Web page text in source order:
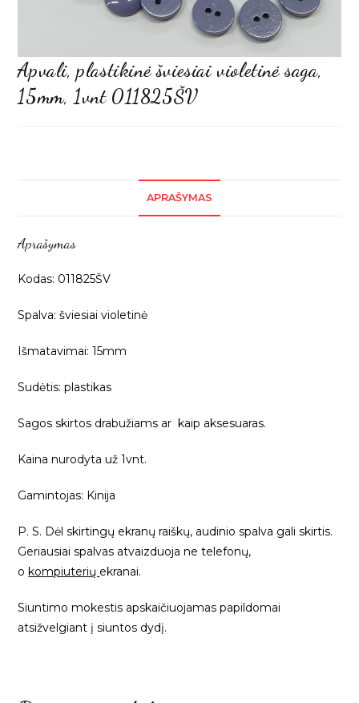
Apvali, plastikinė šviesiai violetinė saga,
15mm, 1vnt 011825ŠV
APRAŠYMAS
Aprašymas
Kodas: 011825ŠV
Spalva: šviesiai violetinė
Išmatavimai: 15mm
Sudėtis: plastikas
Sagos skirtos drabužiams ar kaip aksesuaras.
Kaina nurodyta už 1vnt.
Gamintojas: Kinija
P. S. Dėl skirtingų ekranų raiškų, audinio spalva gali skirtis.
Geriausiai spalvas atvaizduoja ne telefonų,
okompiuterių ekranai.
Siuntimo mokestis apskaičiuojamas papildomai
atsižvelgiant į siuntos dydį.